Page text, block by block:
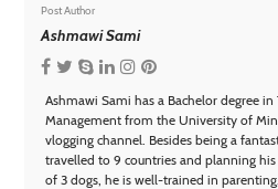
Post Author
Ashmawi Sami
Ashmawi Sami has a Bachelor degree in
Management from the University of
vlogging channel. Besides being a
travelled to 9 countries and planning
of 3 dogs, he is well-trained in